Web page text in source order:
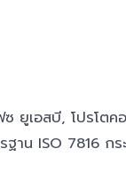
ซ ยูเอสบี, โปรโต
ฐาน ISO 7816 ก